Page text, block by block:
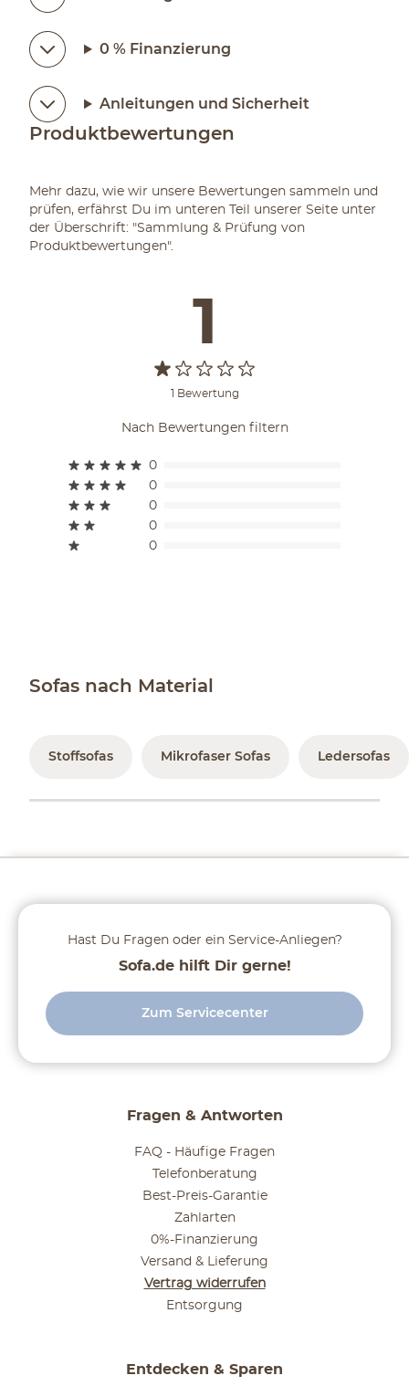
0 % Finanzierung
Anleitungen und Sicherheit
Produktbewertungen
Mehr dazu, wie wir unsere Bewertungen sammeln und
prüfen, erfährst Du im unteren Teil unserer Seite unter
der Überschrift: "Sammlung & Prüfung von
Produktbewertungen".
1
1 Bewertung
Nach Bewertungen filtern
0
0
0
0
0
Sofas nach Material
Stoffsofas Mikrofaser Sofas Ledersofas
Fragen & Antworten
FAQ - Häufige Fragen
Telefonberatung
Best-Preis-Garantie
Zahlarten
0%-Finanzierung
Versand & Lieferung
Vertrag widerrufen
Entsorgung
Entdecken & Sparen
Hast Du Fragen oder ein Service-Anliegen?
Sofa.de hilft Dir gerne!
Zum Servicecenter